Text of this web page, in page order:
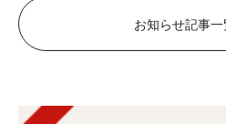
お知らせ記事一